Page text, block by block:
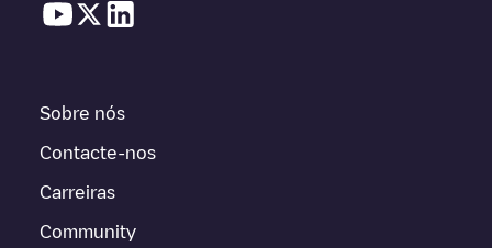
Sobre nós
Contacte-nos
Carreiras
Community